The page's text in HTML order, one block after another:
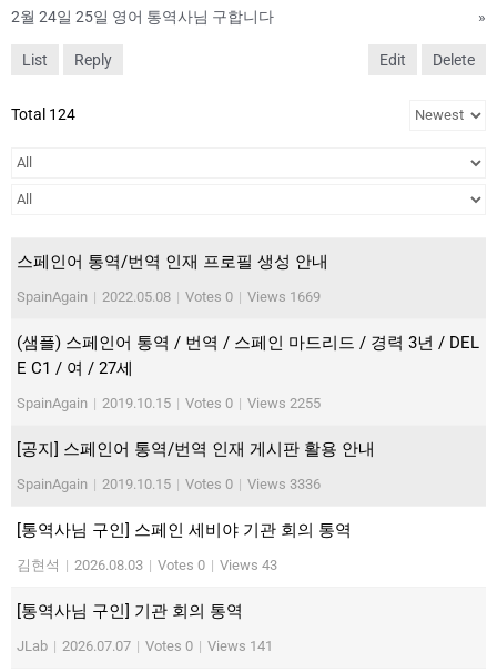
2월 24일 25일 영어 통역사님 구합니다 »
List Reply Edit Delete
Total 124
스페인어 통역/번역 인재 프로필 생성 안내
SpainAgain | 2022.05.08 | Votes 0 | Views 1669
(샘플) 스페인어 통역 / 번역 / 스페인 마드리드 / 경력 3년 / DEL
E C1 / 여 / 27세
SpainAgain | 2019.10.15 | Votes 0 | Views 2255
[공지] 스페인어 통역/번역 인재 게시판 활용 안내
SpainAgain | 2019.10.15 | Votes 0 | Views 3336
[통역사님 구인] 스페인 세비야 기관 회의 통역
김현석 | 2026.08.03 | Votes 0 | Views 43
[통역사님 구인] 기관 회의 통역
JLab | 2026.07.07 | Votes 0 | Views 141